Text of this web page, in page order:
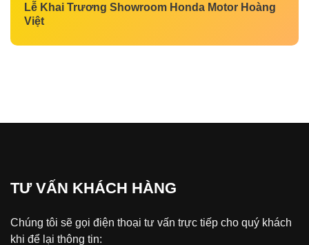
Lễ Khai Trương Showroom Honda Motor Hoàng
Việt
TƯ VẤN KHÁCH HÀNG
Chúng tôi sẽ gọi điện thoại tư vấn trực tiếp cho quý khách
khi để lại thông tin: